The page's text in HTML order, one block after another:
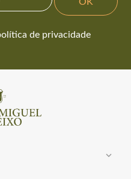
de privacidade
